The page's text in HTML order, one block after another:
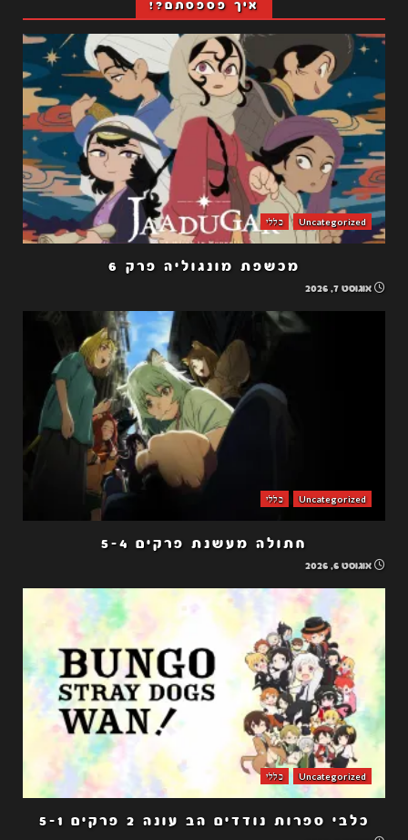
איך פספסתם?!
Uncategorized כללי
מכשפת מונגוליה פרק 6
אוגוסט 7, 2026
Uncategorized כללי
חתולה מעשנת פרקים 5-4
אוגוסט 6, 2026
Uncategorized כללי
כלבי ספרות נודדים הב עונה 2 פרקים 5-1